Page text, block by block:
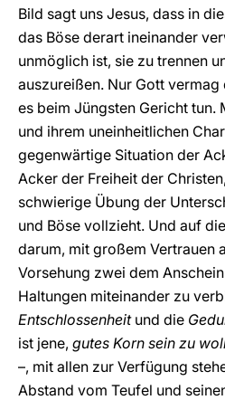
Bild sagt uns Jesus, dass in
das Böse derart ineinander
unmöglich ist, sie zu trennen
auszureißen. Nur Gott
es beim Jüngsten Gericht
und ihrem uneinheitlichen
gegenwärtige Situation der
Acker der Freiheit der
schwierige Übung der
und Böse vollzieht. Und auf
darum, mit großem Vertrauen
Vorsehung zwei dem
Haltungen miteinander zu
Entschlossenheit und die
ist jene, gutes Korn sein zu
–, mit allen zur Verfügung
Abstand vom Teufel und